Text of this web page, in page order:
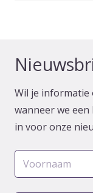
Wil je
wanneer we
in voor onze